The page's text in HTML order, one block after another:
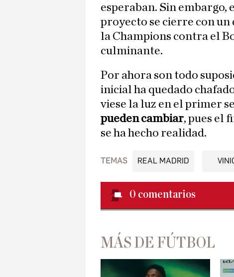
esperaban. Sin embargo,
proyecto se cierre con un
la Champions contra el
culminante.
Por ahora son todo
inicial ha quedado
viese la luz en el primer
pueden cambiar, pues el
se ha hecho realidad.
TEMAS REAL MADRID
0 comentarios
MÁS DE FÚTBOL